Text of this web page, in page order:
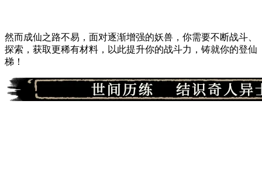
然而成仙之路不易，面对逐渐增强的妖兽，你需要不断战斗、
探索，获取更稀有材料，以此提升你的战斗力，铸就你的登仙
梯！